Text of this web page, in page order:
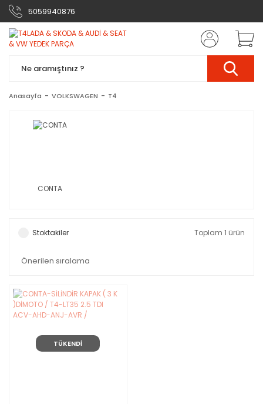
5059940876
Anasayfa VOLKSWAGEN T4
CONTA
Stoktakiler Toplam 1 ürün
TÜKENDİ